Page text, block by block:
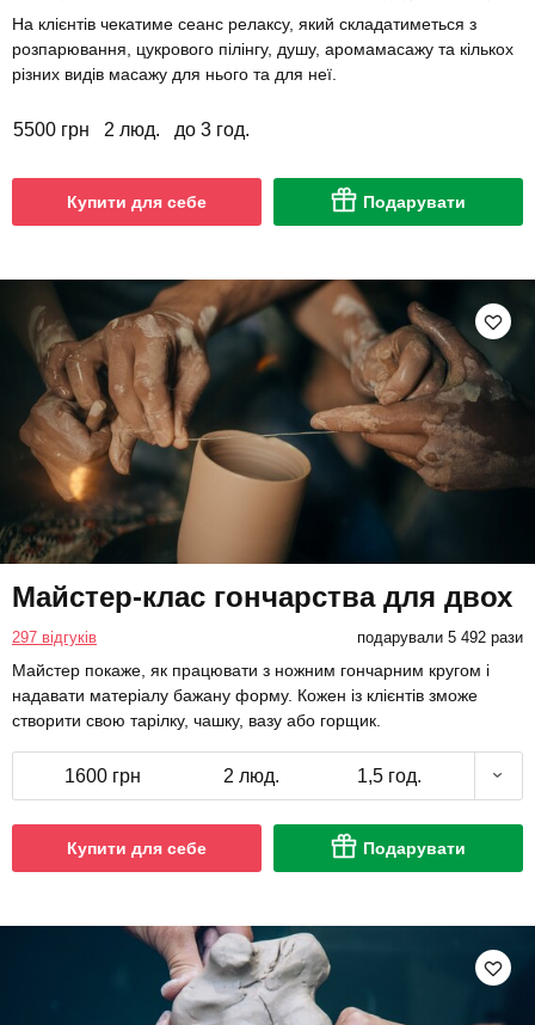
На клієнтів чекатиме сеанс релаксу, який складатиметься з
розпарювання, цукрового пілінгу, душу, аромамасажу та кількох
різних видів масажу для нього та для неї.
5500 грн 2 люд. до 3 год.
Купити для себе Подарувати
Майстер-клас гончарства для двох
297 відгуків подарували 5 492 рази
Майстер покаже, як працювати з ножним гончарним кругом і
надавати матеріалу бажану форму. Кожен із клієнтів зможе
створити свою тарілку, чашку, вазу або горщик.
1600 грн 2 люд. 1,5 год.
Купити для себе Подарувати